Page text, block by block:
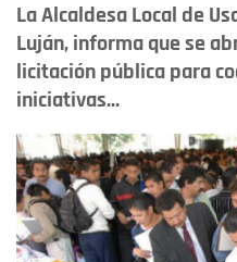
La Alcaldesa Local de
Luján, informa que se
licitación pública para
iniciativas...